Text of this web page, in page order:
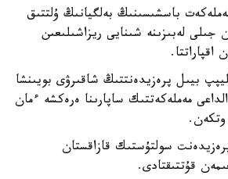
باسشىسىنىڭ بەلگيانىڭ ۇلتتىق
جىلى لەبىزىنە شىنايى ريزاشىلىعىن
بيىل پرەزيدەنتتىڭ شاقىرۋى بويىنشا
مەملەكەتتىك ساپارىنا ەرەكشە ءمان
وتكەن.
سولتۇستىك قازاقستان